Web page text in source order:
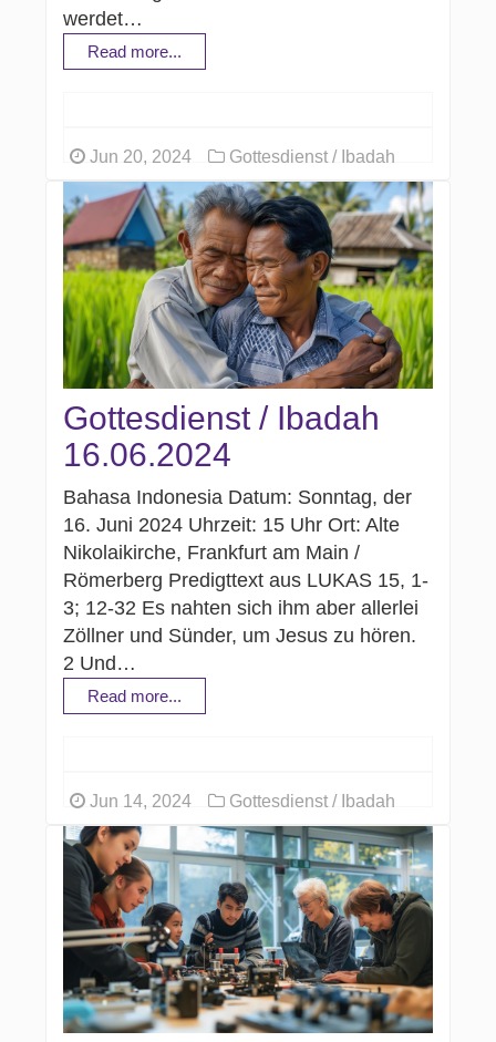
werdet…
Read more...
Jun 20, 2024 Gottesdienst / Ibadah
Gottesdienst / Ibadah
16.06.2024
Bahasa Indonesia Datum: Sonntag, der
16. Juni 2024 Uhrzeit: 15 Uhr Ort: Alte
Nikolaikirche, Frankfurt am Main /
Römerberg Predigttext aus LUKAS 15, 1-
3; 12-32 Es nahten sich ihm aber allerlei
Zöllner und Sünder, um Jesus zu hören.
2 Und…
Read more...
Jun 14, 2024 Gottesdienst / Ibadah